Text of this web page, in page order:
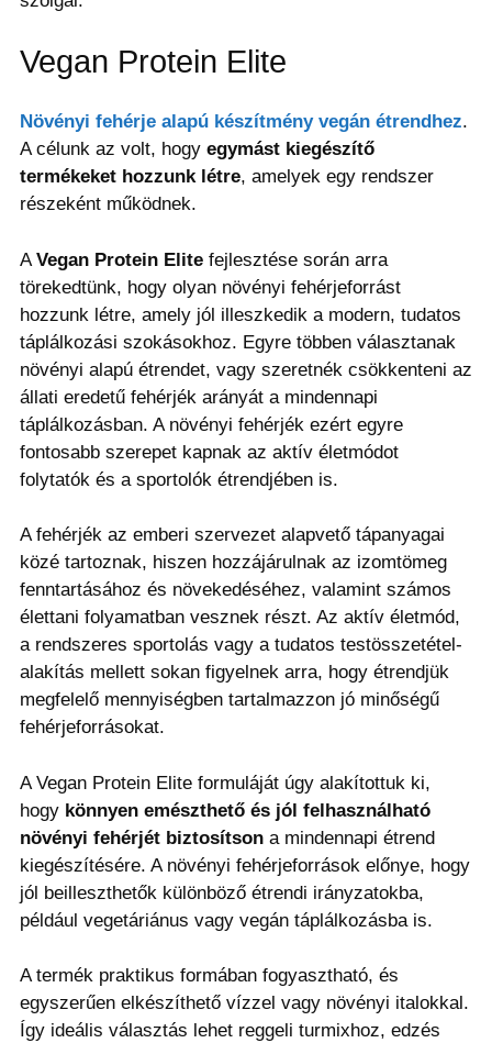
Vegan Protein Elite
Növényi fehérje alapú készítmény vegán étrendhez.
A célunk az volt, hogy egymást kiegészítő
termékeket hozzunk létre, amelyek egy rendszer
részeként működnek.
AVegan Protein Elite fejlesztése során arra
törekedtünk, hogy olyan növényi fehérjeforrást
hozzunk létre, amely jól illeszkedik a modern, tudatos
táplálkozási szokásokhoz. Egyre többen választanak
növényi alapú étrendet, vagy szeretnék csökkenteni az
állati eredetű fehérjék arányát a mindennapi
táplálkozásban. A növényi fehérjék ezért egyre
fontosabb szerepet kapnak az aktív életmódot
folytatók és a sportolók étrendjében is.
A fehérjék az emberi szervezet alapvető tápanyagai
közé tartoznak, hiszen hozzájárulnak az izomtömeg
fenntartásához és növekedéséhez, valamint számos
élettani folyamatban vesznek részt. Az aktív életmód,
a rendszeres sportolás vagy a tudatos testösszetétel-
alakítás mellett sokan figyelnek arra, hogy étrendjük
megfelelő mennyiségben tartalmazzon jó minőségű
fehérjeforrásokat.
A Vegan Protein Elite formuláját úgy alakítottuk ki,
hogy könnyen emészthető és jól felhasználható
növényi fehérjét biztosítson a mindennapi étrend
kiegészítésére. A növényi fehérjeforrások előnye, hogy
jól beilleszthetők különböző étrendi irányzatokba,
például vegetáriánus vagy vegán táplálkozásba is.
A termék praktikus formában fogyasztható, és
egyszerűen elkészíthető vízzel vagy növényi italokkal.
Így ideális választás lehet reggeli turmixhoz, edzés